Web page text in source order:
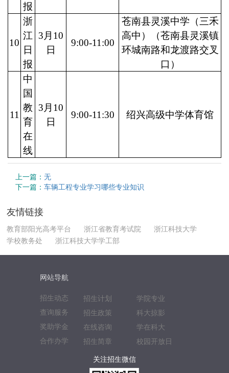
报
10
浙
江
日
报
3月10
日
9:00-11:00
苍南县灵溪中学（三禾
高中）（苍南县灵溪镇
环城南路和龙渡路交叉
口）
11
中
国
教
育
在
线
3月10
日
9:00-11:30 绍兴高级中学体育馆
上一篇： 无
下一篇： 车辆工程专业学习哪些专业知识
友情链接
教育部阳光高考平台 浙江省教育考试院
浙江科技大学
学校教务处
浙江科技大学学工部
网站导航
招生动态
查询服务
奖助学金
合作办学
招生计划
招生政策
在线咨询
招生简章
学院专业
科大掠影
学在科大
校园开放日
关注招生微信